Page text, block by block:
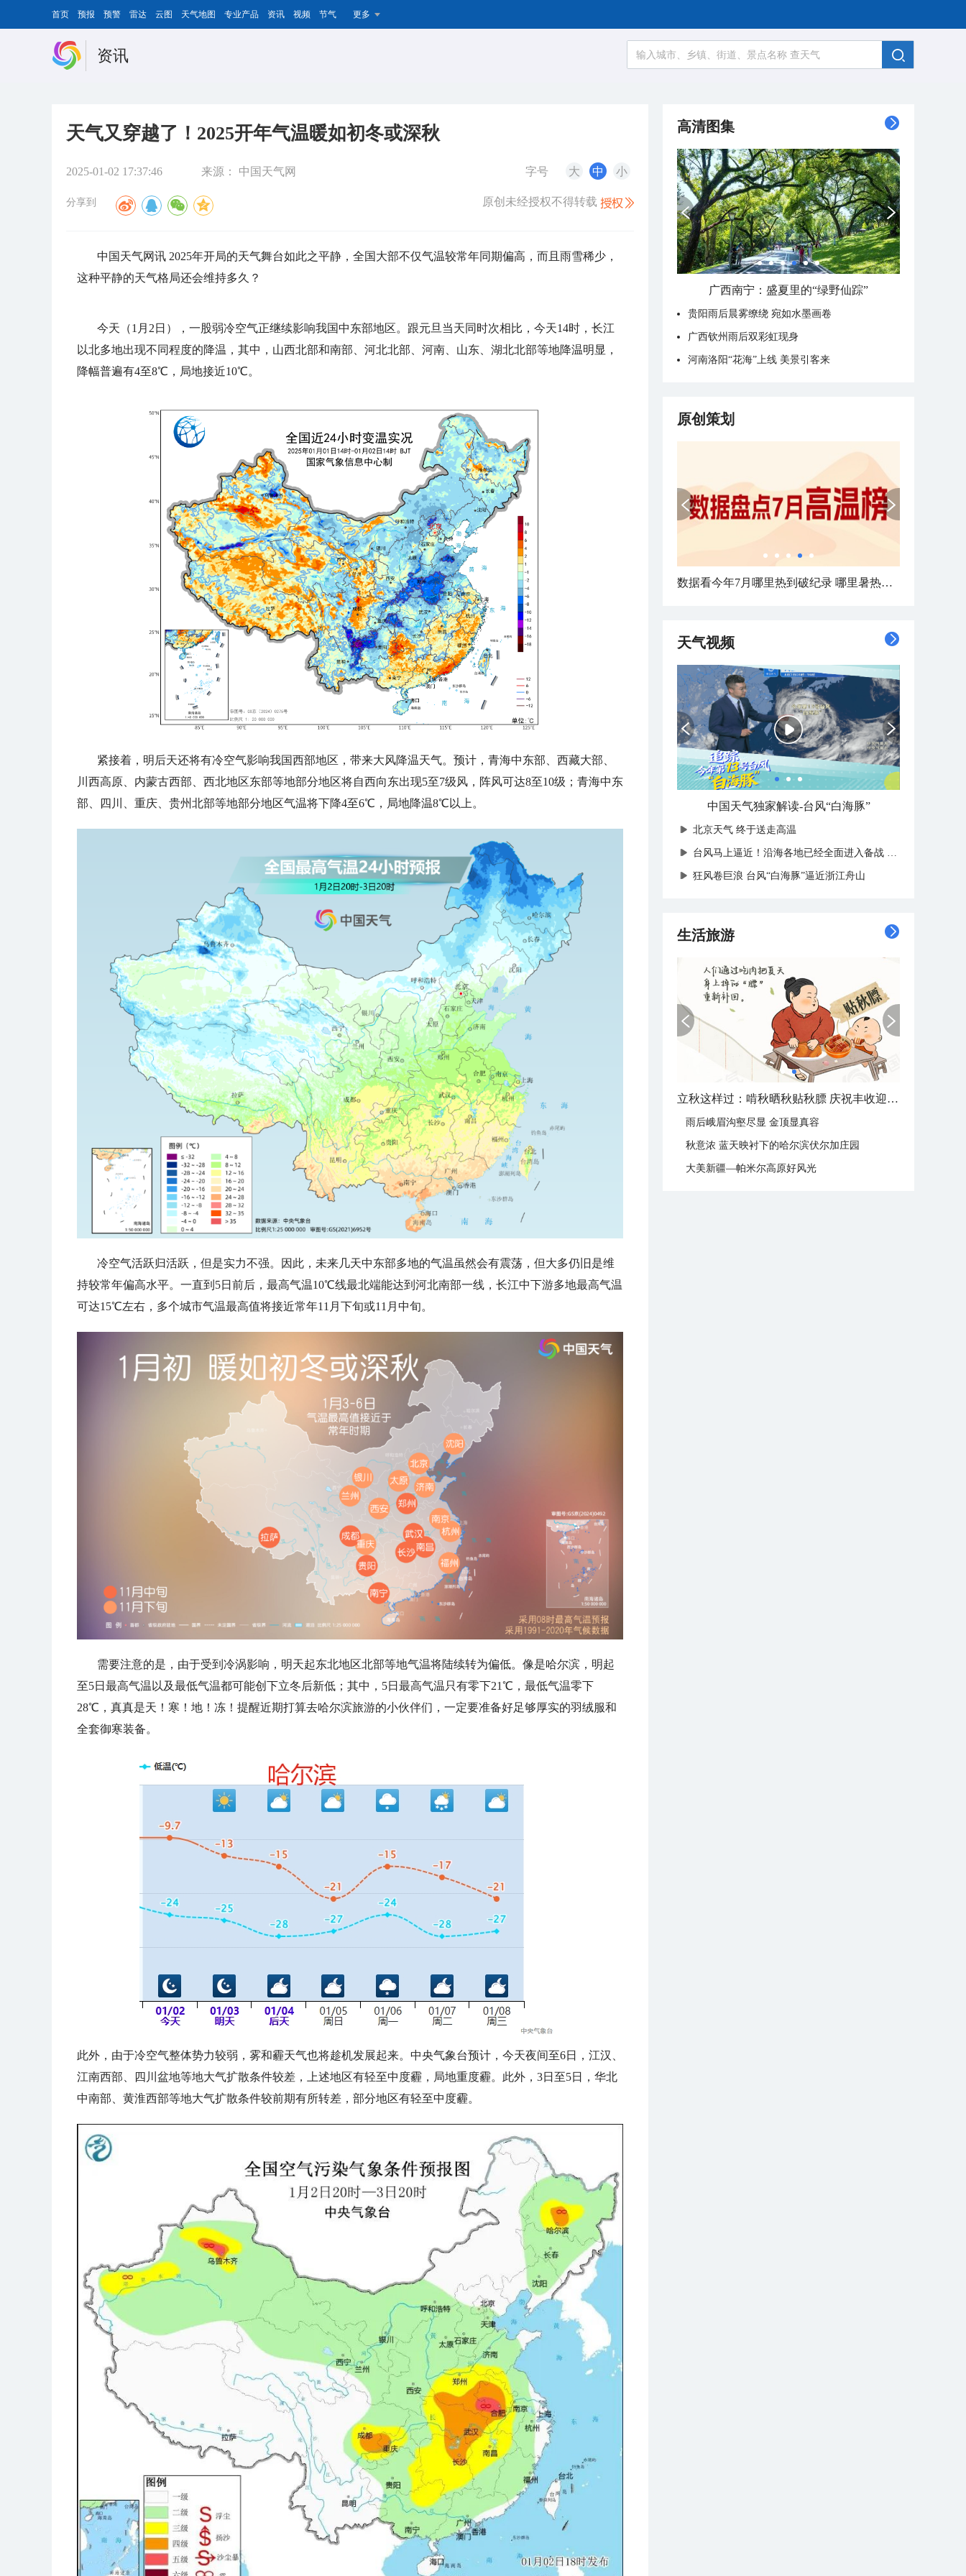
首页 预报 预警 雷达 云图 天气地图 专业产品 资讯 视频 节气 更多
资讯
天气又穿越了！2025开年气温暖如初冬或深秋
2025-01-02 17:37:46 来源： 中国天气网 字号 大 中 小
分享到 原创未经授权不得转载
中国天气网讯 2025年开局的天气舞台如此之平静，全国大部不仅气温较常年同期偏高，而且雨雪稀少，
这种平静的天气格局还会维持多久？
今天（1月2日），一股弱冷空气正继续影响我国中东部地区。跟元旦当天同时次相比，今天14时，长江
以北多地出现不同程度的降温，其中，山西北部和南部、河北北部、河南、山东、湖北北部等地降温明显，
降幅普遍有4至8℃，局地接近10℃。
紧接着，明后天还将有冷空气影响我国西部地区，带来大风降温天气。预计，青海中东部、西藏大部、
川西高原、内蒙古西部、西北地区东部等地部分地区将自西向东出现5至7级风，阵风可达8至10级；青海中东
部、四川、重庆、贵州北部等地部分地区气温将下降4至6℃，局地降温8℃以上。
冷空气活跃归活跃，但是实力不强。因此，未来几天中东部多地的气温虽然会有震荡，但大多仍旧是维
持较常年偏高水平。一直到5日前后，最高气温10℃线最北端能达到河北南部一线，长江中下游多地最高气温
可达15℃左右，多个城市气温最高值将接近常年11月下旬或11月中旬。
需要注意的是，由于受到冷涡影响，明天起东北地区北部等地气温将陆续转为偏低。像是哈尔滨，明起
至5日最高气温以及最低气温都可能创下立冬后新低；其中，5日最高气温只有零下21℃，最低气温零下
28℃，真真是天！寒！地！冻！提醒近期打算去哈尔滨旅游的小伙伴们，一定要准备好足够厚实的羽绒服和
全套御寒装备。
此外，由于冷空气整体势力较弱，雾和霾天气也将趁机发展起来。中央气象台预计，今天夜间至6日，江汉、
江南西部、四川盆地等地大气扩散条件较差，上述地区有轻至中度霾，局地重度霾。此外，3日至5日，华北
中南部、黄淮西部等地大气扩散条件较前期有所转差，部分地区有轻至中度霾。
高清图集
广西南宁：盛夏里的“绿野仙踪”
贵阳雨后晨雾缭绕 宛如水墨画卷
广西钦州雨后双彩虹现身
河南洛阳“花海”上线 美景引客来
原创策划
数据看今年7月哪里热到破纪录 哪里暑热连轴转
天气视频
中国天气独家解读-台风“白海豚”
北京天气 终于送走高温
台风马上逼近！沿海各地已经全面进入备战状态
狂风卷巨浪 台风“白海豚”逼近浙江舟山
生活旅游
立秋这样过：啃秋晒秋贴秋膘 庆祝丰收迎秋来
雨后峨眉沟壑尽显 金顶显真容
秋意浓 蓝天映衬下的哈尔滨伏尔加庄园
大美新疆—帕米尔高原好风光